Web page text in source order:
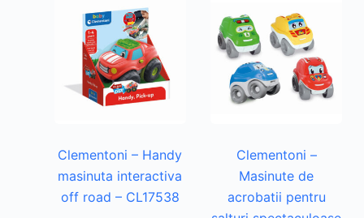
Clementoni – Handy
masinuta interactiva
off road – CL17538
Clementoni –
Masinute de
acrobatii pentru